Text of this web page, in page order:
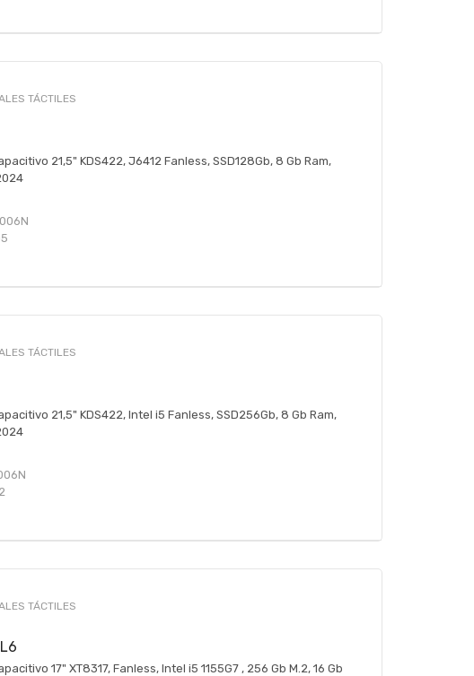
TÁCTILES
21,5" KDS422, J6412 Fanless, SSD128Gb, 8 Gb Ram,
TÁCTILES
21,5" KDS422, Intel i5 Fanless, SSD256Gb, 8 Gb Ram,
TÁCTILES
17" XT8317, Fanless, Intel i5 1155G7 , 256 Gb M.2, 16 Gb